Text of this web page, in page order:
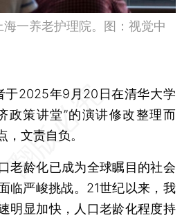
一养老护理院。图：视觉中
2025年9月20日在清华大学
政策讲堂”的演讲修改整理而
，文责自负。
龄化已成为全球瞩目的社会
临严峻挑战。21世纪以来，我
明显加快，人口老龄化程度持